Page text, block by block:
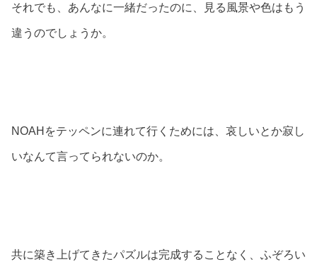
それでも、あんなに一緒だったのに、見る風景や色はもう
違うのでしょうか。
NOAHをテッペンに連れて行くためには、哀しいとか寂し
いなんて言ってられないのか。
共に築き上げてきたパズルは完成することなく、ふぞろい